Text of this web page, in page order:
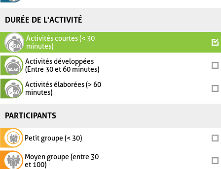
DURÉE DE L'ACTIVITÉ
Activités courtes (< 30
minutes)
Activités développées
(Entre 30 et 60 minutes)
Activités élaborées (> 60
minutes)
PARTICIPANTS
Petit groupe (< 30)
Moyen groupe (entre 30
et 100)